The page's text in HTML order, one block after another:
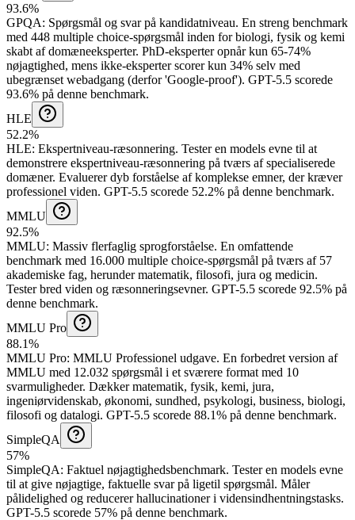
93.6%
GPQA: Spørgsmål og svar på kandidatniveau. En streng benchmark
med 448 multiple choice-spørgsmål inden for biologi, fysik og kemi
skabt af domæneeksperter. PhD-eksperter opnår kun 65-74%
nøjagtighed, mens ikke-eksperter scorer kun 34% selv med
ubegrænset webadgang (derfor 'Google-proof'). GPT-5.5 scorede
93.6% på denne benchmark.
HLE
52.2%
HLE: Ekspertniveau-ræsonnering. Tester en models evne til at
demonstrere ekspertniveau-ræsonnering på tværs af specialiserede
domæner. Evaluerer dyb forståelse af komplekse emner, der kræver
professionel viden. GPT-5.5 scorede 52.2% på denne benchmark.
MMLU
92.5%
MMLU: Massiv flerfaglig sprogforståelse. En omfattende
benchmark med 16.000 multiple choice-spørgsmål på tværs af 57
akademiske fag, herunder matematik, filosofi, jura og medicin.
Tester bred viden og ræsonneringsevner. GPT-5.5 scorede 92.5% på
denne benchmark.
MMLU Pro
88.1%
MMLU Pro: MMLU Professionel udgave. En forbedret version af
MMLU med 12.032 spørgsmål i et sværere format med 10
svarmuligheder. Dækker matematik, fysik, kemi, jura,
ingeniørvidenskab, økonomi, sundhed, psykologi, business, biologi,
filosofi og datalogi. GPT-5.5 scorede 88.1% på denne benchmark.
SimpleQA
57%
SimpleQA: Faktuel nøjagtighedsbenchmark. Tester en models evne
til at give nøjagtige, faktuelle svar på ligetil spørgsmål. Måler
pålidelighed og reducerer hallucinationer i vidensindhentningstasks.
GPT-5.5 scorede 57% på denne benchmark.